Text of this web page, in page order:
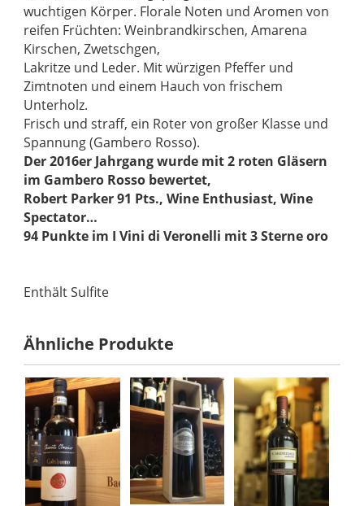
wuchtigen Körper. Florale Noten und Aromen von
reifen Früchten: Weinbrandkirschen, Amarena
Kirschen, Zwetschgen,
Lakritze und Leder. Mit würzigen Pfeffer und
Zimtnoten und einem Hauch von frischem
Unterholz.
Frisch und straff, ein Roter von großer Klasse und
Spannung (Gambero Rosso).
Der 2016er Jahrgang wurde mit 2 roten Gläsern
im Gambero Rosso bewertet,
Robert Parker 91 Pts., Wine Enthusiast, Wine
Spectator…
94 Punkte im I Vini di Veronelli mit 3 Sterne oro
Enthält Sulfite
Ähnliche Produkte